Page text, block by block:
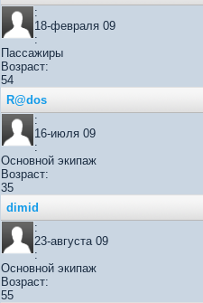
:
18-февраля 09
:
Пассажиры
Возраст:
54
R@dos
:
16-июля 09
:
Основной экипаж
Возраст:
35
dimid
:
23-августа 09
:
Основной экипаж
Возраст:
55